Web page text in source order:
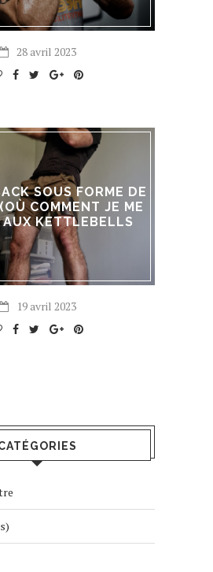
28 avril 2023
SOUS FORME DE
COMMENT JE ME
AUX KETTLEBELLS
19 avril 2023